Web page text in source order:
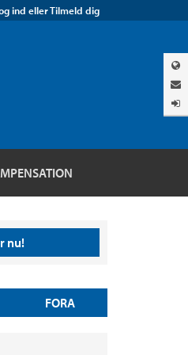
ind eller Tilmeld dig
nu!
FORA